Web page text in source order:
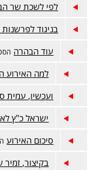
לפי לשכת שר
בניגוד
עוד הבהרה
למה האירוע
ועכשיו, עמית
ישראל כ"ץ
סיכום האירוע
בקיצור,